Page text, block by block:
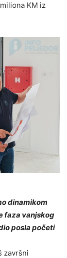
KM iz
dinamikom
faza vanjskog
posla početi
završni